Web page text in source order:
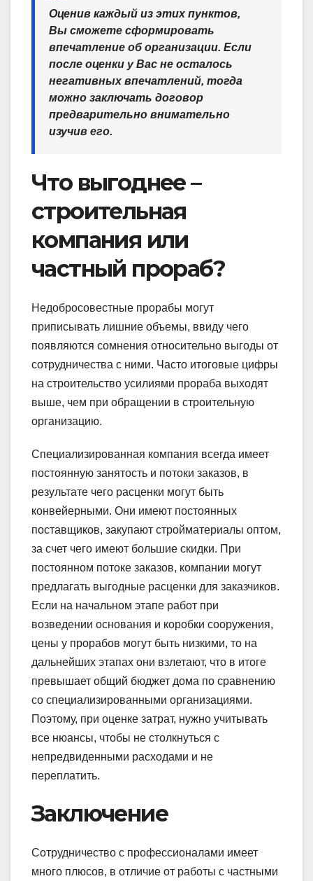
Оценив каждый из этих пунктов,
Вы сможете сформировать
впечатление об организации. Если
после оценки у Вас не осталось
негативных впечатлений, тогда
можно заключать договор
предварительно внимательно
изучив его.
Что выгоднее –
строительная
компания или
частный прораб?
Недобросовестные прорабы могут
приписывать лишние объемы, ввиду чего
появляются сомнения относительно выгоды от
сотрудничества с ними. Часто итоговые цифры
на строительство усилиями прораба выходят
выше, чем при обращении в строительную
организацию.
Специализированная компания всегда имеет
постоянную занятость и потоки заказов, в
результате чего расценки могут быть
конвейерными. Они имеют постоянных
поставщиков, закупают стройматериалы оптом,
за счет чего имеют большие скидки. При
постоянном потоке заказов, компании могут
предлагать выгодные расценки для заказчиков.
Если на начальном этапе работ при
возведении основания и коробки сооружения,
цены у прорабов могут быть низкими, то на
дальнейших этапах они взлетают, что в итоге
превышает общий бюджет дома по сравнению
со специализированными организациями.
Поэтому, при оценке затрат, нужно учитывать
все нюансы, чтобы не столкнуться с
непредвиденными расходами и не
переплатить.
Заключение
Сотрудничество с профессионалами имеет
много плюсов, в отличие от работы с частными